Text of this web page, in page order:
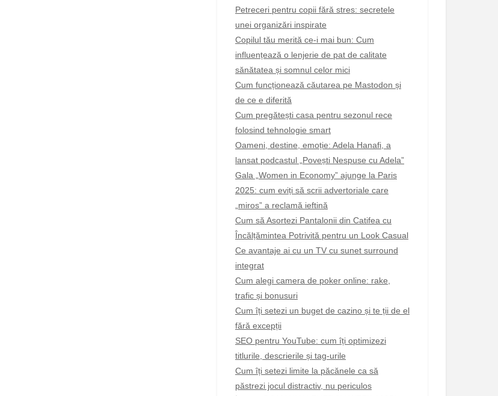
Petreceri pentru copii fără stres: secretele
unei organizări inspirate
Copilul tău merită ce-i mai bun: Cum
influențează o lenjerie de pat de calitate
sănătatea și somnul celor mici
Cum funcționează căutarea pe Mastodon și
de ce e diferită
Cum pregătești casa pentru sezonul rece
folosind tehnologie smart
Oameni, destine, emoție: Adela Hanafi, a
lansat podcastul „Povești Nespuse cu Adela”
Gala „Women in Economy” ajunge la Paris
2025: cum eviți să scrii advertoriale care
„miros” a reclamă ieftină
Cum să Asortezi Pantalonii din Catifea cu
Încălțămintea Potrivită pentru un Look Casual
Ce avantaje ai cu un TV cu sunet surround
integrat
Cum alegi camera de poker online: rake,
trafic și bonusuri
Cum îți setezi un buget de cazino și te ții de el
fără excepții
SEO pentru YouTube: cum îți optimizezi
titlurile, descrierile și tag-urile
Cum îți setezi limite la păcănele ca să
păstrezi jocul distractiv, nu periculos